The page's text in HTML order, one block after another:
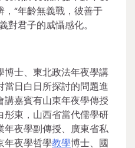
“年齡無義戰，彼善于
對君子的威懾感化。
博士、東北政法年夜學講
日白日所探討的問題進
嘉賓有山東年夜學傳授
彤東，山西省當代儒學研
年夜學副傳授、廣東省私
年夜學哲學教學博士、國